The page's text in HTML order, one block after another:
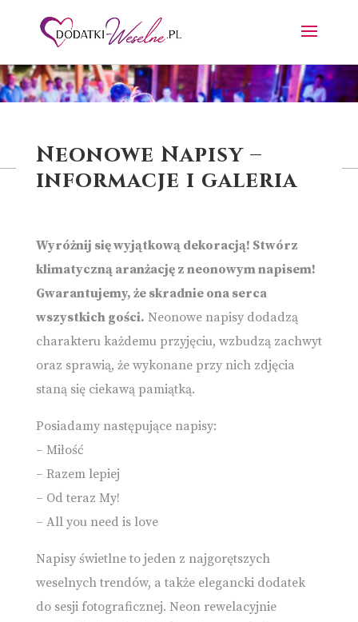
Neonowe Napisy –
informacje i galeria
Wyróżnij się wyjątkową dekoracją! Stwórz
klimatyczną aranżację z neonowym napisem!
Gwarantujemy, że skradnie ona serca
wszystkich gości. Neonowe napisy dodadzą
charakteru każdemu przyjęciu, wzbudzą zachwyt
oraz sprawią, że wykonane przy nich zdjęcia
staną się ciekawą pamiątką.
Posiadamy następujące napisy:
– Miłość
– Razem lepiej
– Od teraz My!
– All you need is love
Napisy świetlne to jeden z najgorętszych
weselnych trendów, a także elegancki dodatek
do sesji fotograficznej. Neon rewelacyjnie